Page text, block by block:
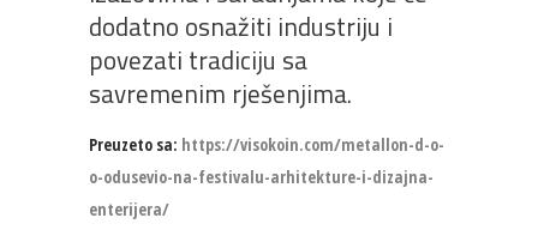
dodatno osnažiti industriju i
povezati tradiciju sa
savremenim rješenjima.
Preuzeto sa: https://visokoin.com/metallon-d-o-
o-odusevio-na-festivalu-arhitekture-i-dizajna-
enterijera/